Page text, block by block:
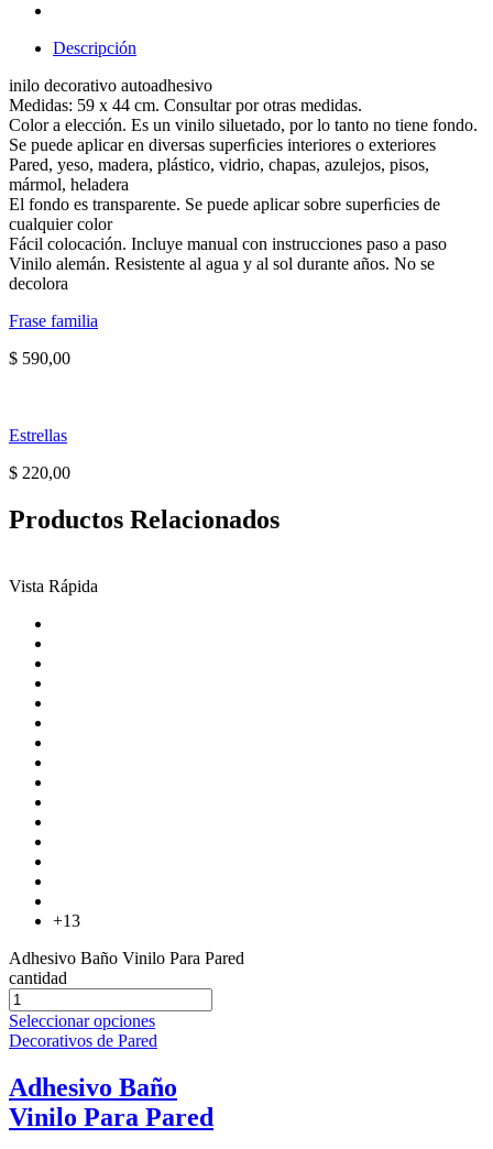
Descripción
inilo decorativo autoadhesivo
Medidas: 59 x 44 cm. Consultar por otras medidas.
Color a elección. Es un vinilo siluetado, por lo tanto no tiene fondo.
Se puede aplicar en diversas superﬁcies interiores o exteriores
Pared, yeso, madera, plástico, vidrio, chapas, azulejos, pisos,
mármol, heladera
El fondo es transparente. Se puede aplicar sobre superﬁcies de
cualquier color
Fácil colocación. Incluye manual con instrucciones paso a paso
Vinilo alemán. Resistente al agua y al sol durante años. No se
decolora
Frase familia
$ 590,00
Estrellas
$ 220,00
Productos Relacionados
Vista Rápida
+13
Adhesivo Baño Vinilo Para Pared
cantidad
Seleccionar opciones
Decorativos de Pared
Adhesivo Baño
Vinilo Para Pared